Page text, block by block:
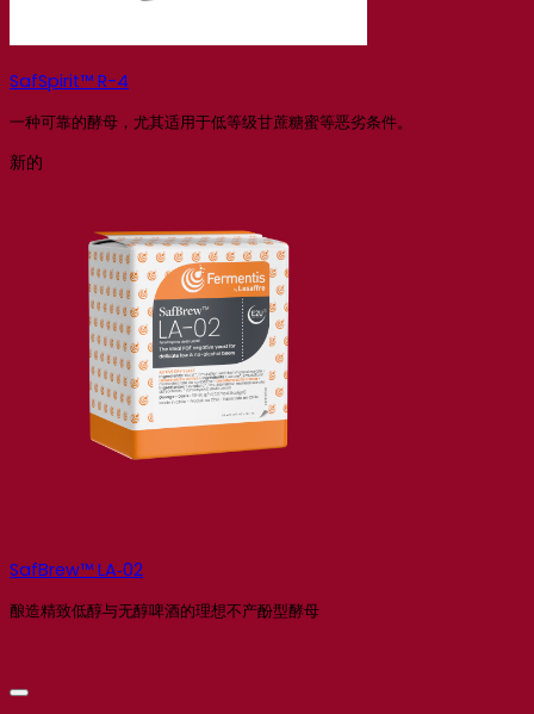
SafSpirit™ R-4
一种可靠的酵母，尤其适用于低等级甘蔗糖蜜等恶劣条件。
新的
SafBrew™ LA‑02
酿造精致低醇与无醇啤酒的理想不产酚型酵母